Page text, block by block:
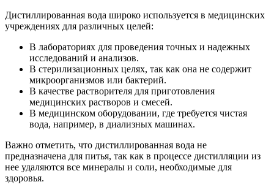
Дистиллированная вода широко используется в медицинских
учреждениях для различных целей:
В лабораториях для проведения точных и надежных
исследований и анализов.
В стерилизационных целях, так как она не содержит
микроорганизмов или бактерий.
В качестве растворителя для приготовления
медицинских растворов и смесей.
В медицинском оборудовании, где требуется чистая
вода, например, в диализных машинах.
Важно отметить, что дистиллированная вода не
предназначена для питья, так как в процессе дистилляции из
нее удаляются все минералы и соли, необходимые для
здоровья.